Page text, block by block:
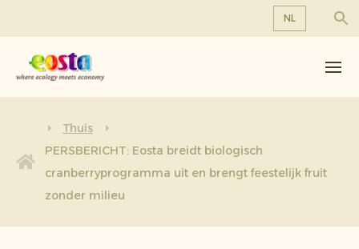
NL
Over ons
Producten
Duurzaamheid
Nieuws & Persberichten
Thuis
PERSBERICHT: Eosta breidt biologisch
cranberryprogramma uit en brengt feestelijk fruit
zonder milieu